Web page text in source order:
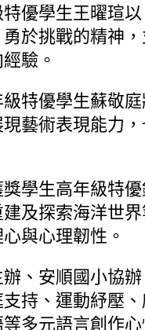
優學生王曜瑄
於挑戰的精神
驗。
特優學生蘇敬
藝術表現能力
學生高年級特
及探索海洋世
與心理韌性。
、安順國小協
持、運動紓壓
多元語言創作